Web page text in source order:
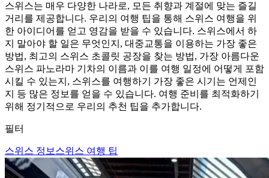
스위스는 매우 다양한 나라로, 모든 취향과 계절에 맞는 즐길
거리를 제공합니다. 우리의 여행 팁을 통해 스위스 여행을 위
한 아이디어를 얻고 영감을 받을 수 있습니다. 스위스에서 하
지 말아야 할 일은 무엇인지, 대중교통을 이용하는 가장 좋은
방법, 최고의 스위스 초콜릿 공장을 찾는 방법, 가장 아름다운
스위스 파노라마 기차의 이름과 이를 여행 일정에 어떻게 포함
시킬 수 있는지, 스위스를 여행하기 가장 좋은 시기는 언제인
지 등 많은 정보를 얻을 수 있습니다. 여행 준비를 최적화하기
위해 정기적으로 우리의 추천 팁을 추가합니다.
필터
스위스 정보스위스 여행 팁